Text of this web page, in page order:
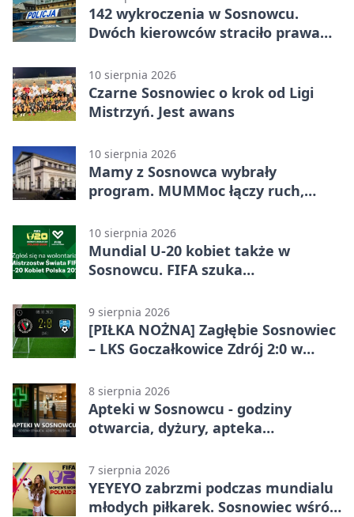
142 wykroczenia w Sosnowcu.
Dwóch kierowców straciło prawa
10 sierpnia 2026
Czarne Sosnowiec o krok od Ligi
Mistrzyń. Jest awans
10 sierpnia 2026
Mamy z Sosnowca wybrały
program. MUMMoc łączy ruch,
10 sierpnia 2026
Mundial U-20 kobiet także w
Sosnowcu. FIFA szuka
9 sierpnia 2026
[PIŁKA NOŻNA] Zagłębie Sosnowiec
– LKS Goczałkowice Zdrój 2:0 w
gospodarze z ważnym
zwycięstwem
8 sierpnia 2026
Apteki w Sosnowcu - godziny
otwarcia, dyżury, apteka
7 sierpnia 2026
YEYEYO zabrzmi podczas mundialu
młodych piłkarek. Sosnowiec wśród